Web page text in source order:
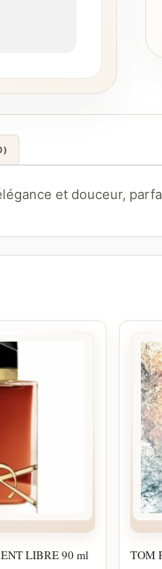
et douceur,
LIBRE 90 ml TOM